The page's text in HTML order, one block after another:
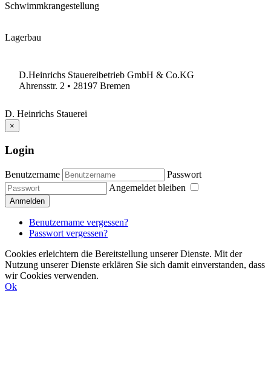
Schwimmkrangestellung
Lagerbau
D.Heinrichs Stauereibetrieb GmbH & Co.KG
Ahrensstr. 2 • 28197 Bremen
D. Heinrichs Stauerei
×
Login
Benutzername
Passwort
Angemeldet bleiben
Anmelden
Benutzername vergessen?
Passwort vergessen?
Cookies erleichtern die Bereitstellung unserer Dienste. Mit der
Nutzung unserer Dienste erklären Sie sich damit einverstanden, dass
wir Cookies verwenden.
Ok